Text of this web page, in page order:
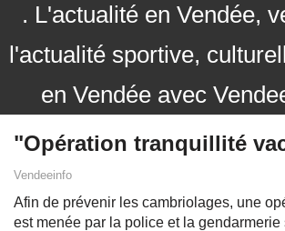
. L'actualité en Vendée,
l'actualité sportive,
en Vendée avec
"Opération tranquillité
Vendeeinfo
Afin de prévenir les cambriolages, une
est menée par la police et la